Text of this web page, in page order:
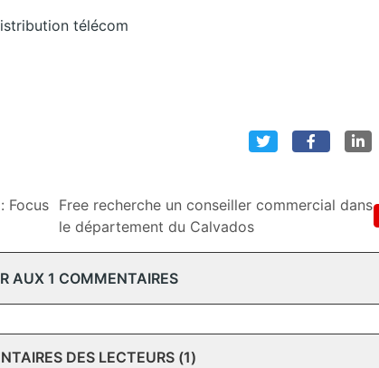
télécom
Focus Free recherche un conseiller commercial dans
le département du Calvados
AUX 1 COMMENTAIRES
DES LECTEURS (1)